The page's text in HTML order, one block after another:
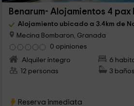
Alojamiento ubicado a 3.4km de
Mecina Bombaron, Granada
0 opiniones
Alquiler íntegro
6
12 personas
3 baños
Reserva inmediata